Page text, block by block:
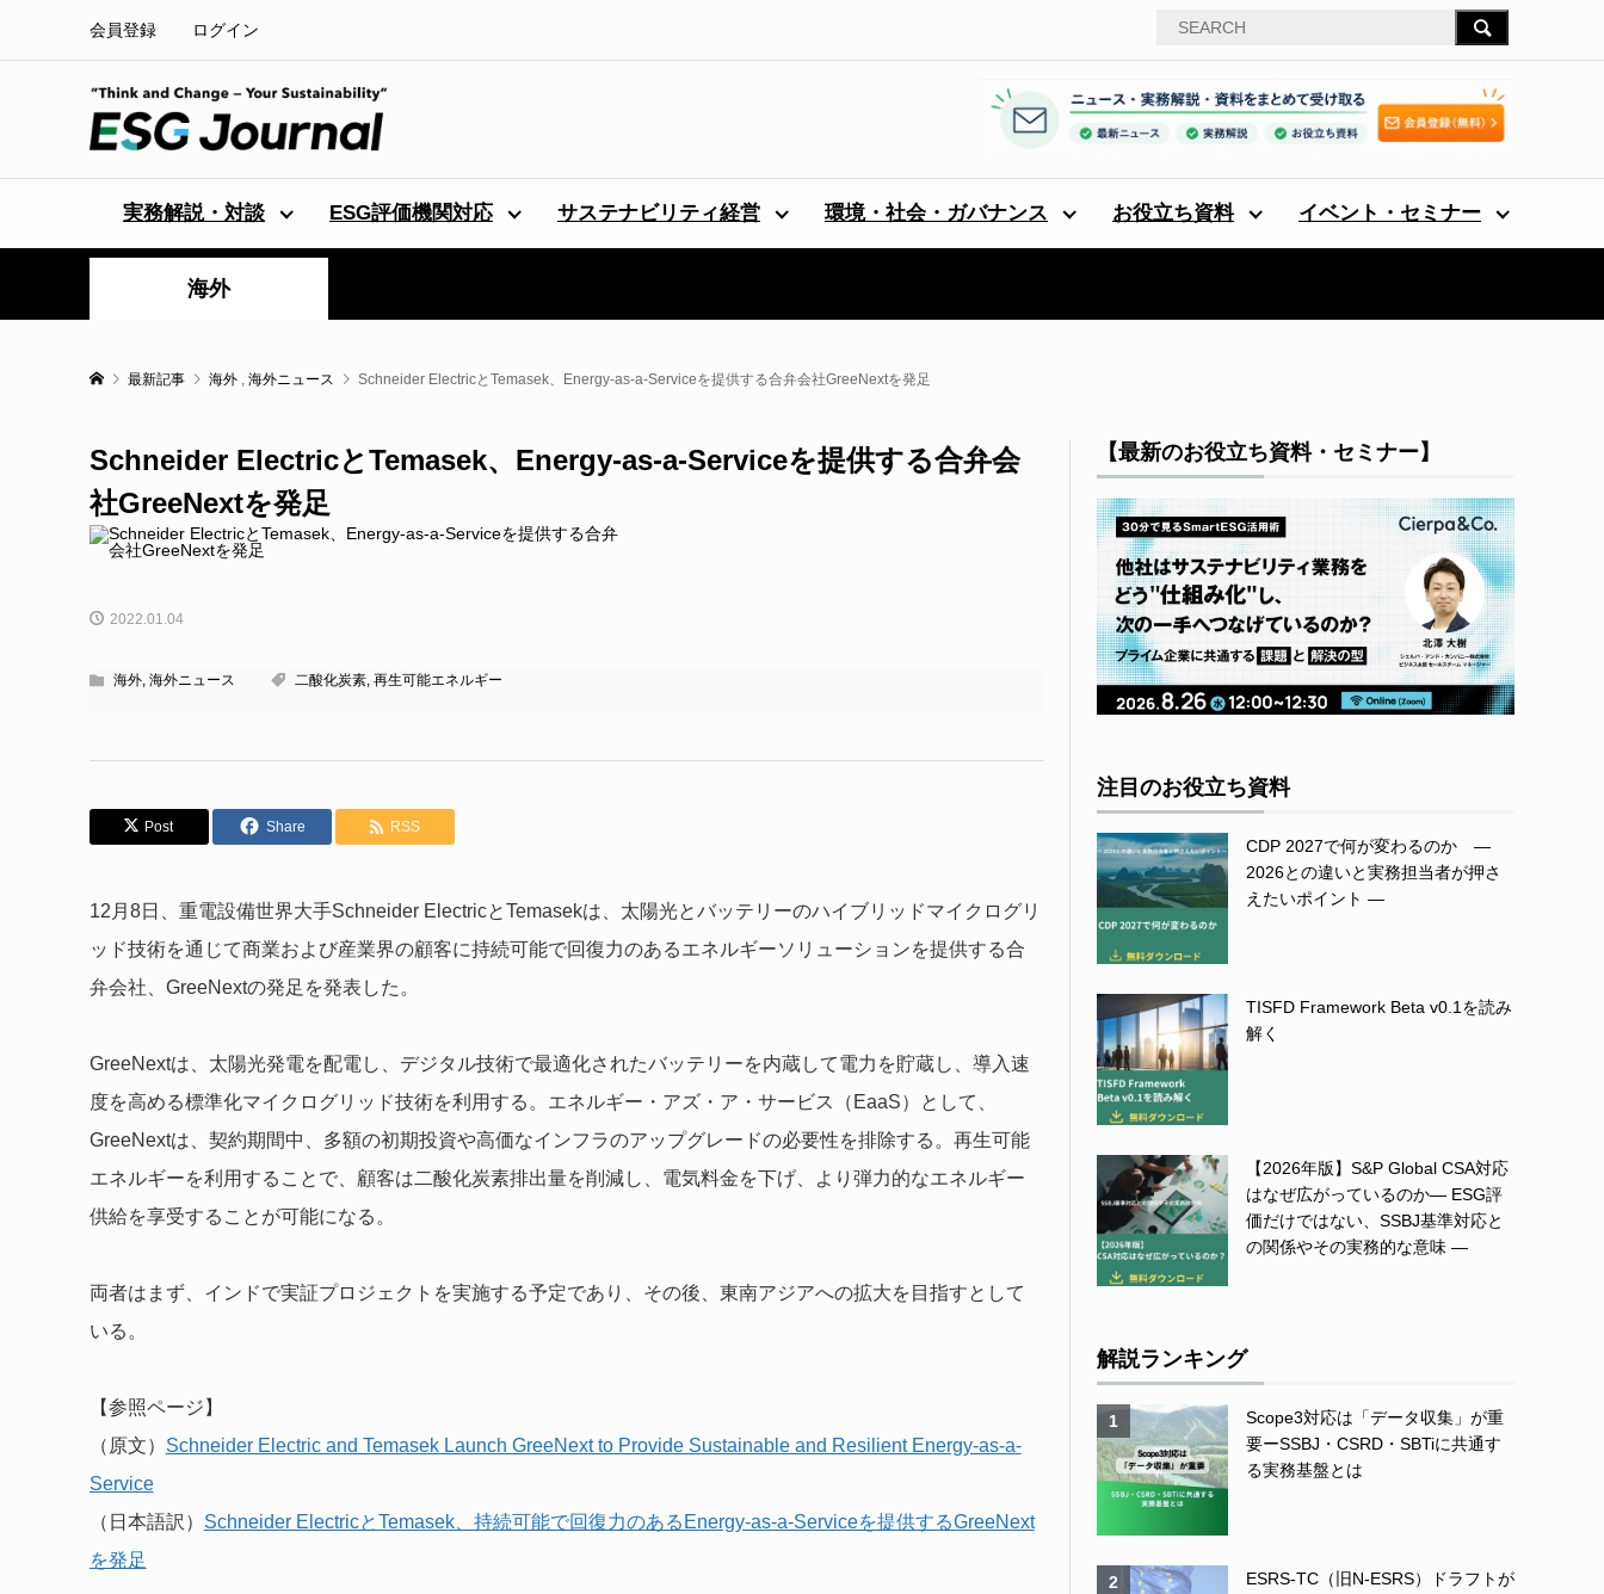
会員登録 ログイン
実務解説・対談 ESG評価機関対応 サステナビリティ経営 環境・社会・ガバナンス お役立ち資料 イベント・セミナー
海外
最新記事 海外 , 海外ニュース Schneider ElectricとTemasek、Energy-as-a-Serviceを提供する合弁会社GreeNextを発足
Schneider ElectricとTemasek、Energy-as-a-Serviceを提供する合弁会
社GreeNextを発足
2022.01.04
海外, 海外ニュース 二酸化炭素, 再生可能エネルギー
Post Share RSS
12月8日、重電設備世界大手Schneider ElectricとTemasekは、太陽光とバッテリーのハイブリッドマイクログリ
ッド技術を通じて商業および産業界の顧客に持続可能で回復力のあるエネルギーソリューションを提供する合
弁会社、GreeNextの発足を発表した。
GreeNextは、太陽光発電を配電し、デジタル技術で最適化されたバッテリーを内蔵して電力を貯蔵し、導入速
度を高める標準化マイクログリッド技術を利用する。エネルギー・アズ・ア・サービス（EaaS）として、
GreeNextは、契約期間中、多額の初期投資や高価なインフラのアップグレードの必要性を排除する。再生可能
エネルギーを利用することで、顧客は二酸化炭素排出量を削減し、電気料金を下げ、より弾力的なエネルギー
供給を享受することが可能になる。
両者はまず、インドで実証プロジェクトを実施する予定であり、その後、東南アジアへの拡大を目指すとして
いる。
【参照ページ】
（原文） Schneider Electric and Temasek Launch GreeNext to Provide Sustainable and Resilient Energy-as-a-
Service
（日本語訳） Schneider ElectricとTemasek、持続可能で回復力のあるEnergy-as-a-Serviceを提供するGreeNext
を発足
【最新のお役立ち資料・セミナー】
注目のお役立ち資料
CDP 2027で何が変わるのか ―
2026との違いと実務担当者が押さ
えたいポイント ―
TISFD Framework Beta v0.1を読み
解く
【2026年版】S&P Global CSA対応
はなぜ広がっているのか― ESG評
価だけではない、SSBJ基準対応と
の関係やその実務的な意味 ―
解説ランキング
1
Scope3対応は「データ収集」が重
要ーSSBJ・CSRD・SBTiに共通す
る実務基盤とは
2
ESRS-TC（旧N-ESRS）ドラフトが